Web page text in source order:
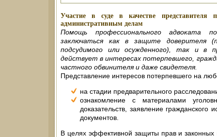
Участие в суде в качестве представителя
административным делам
Помощь профессионального адвоката
заключаться как в защите доверителя
подсудимого или осужденного), так и в
действует в интересах потерпевшего,
частного обвинителя и даже свидетеля.
Представление интересов потерпевшего на
на стадии предварительного
ознакомление с материалами
доказательств, заявление гражданского
документов.
В целях эффективной защиты прав и законных